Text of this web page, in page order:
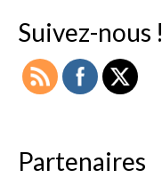
Suivez-nous !
Partenaires